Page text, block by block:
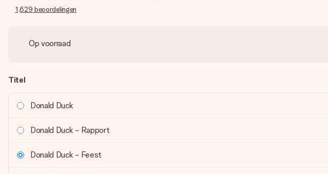
1,629 beoordelingen
Op voorraad
Titel
Donald Duck
Donald Duck - Rapport
Donald Duck - Feest